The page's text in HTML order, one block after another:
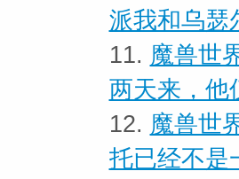
派我和乌瑟
11. 魔兽世
两天来，他
12. 魔兽世
托已经不是